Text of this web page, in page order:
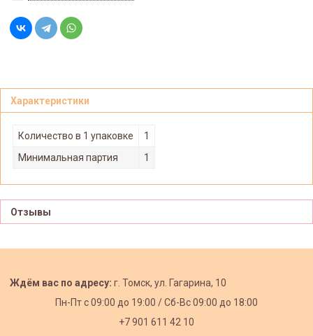
Характеристики
Количество в 1 упаковке
1
Минимальная партия
1
Отзывы
Ждём вас по адресу: г. Томск, ул. Гагарина, 10
Пн-Пт с09:00 до 19:00 /Сб-Вс 09:00 до 18:00
+7 901 611 42 10